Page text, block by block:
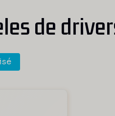
de